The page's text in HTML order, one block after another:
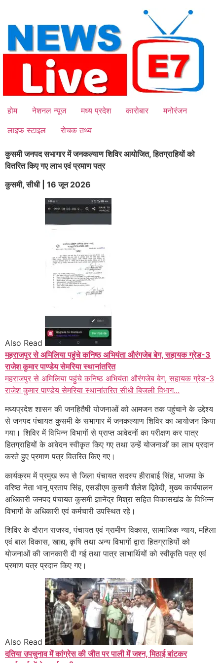
content
होम नेशनल न्यूज मध्य प्रदेश कारोबार
मनोरंजन
लाइफ स्टाइल
रोचक तथ्य
कुसमी जनपद सभागार में जनकल्याण शिविर आयोजित, हितग्राहियों को
वितरित किए गए लाभ एवं प्रमाण पत्र
कुसमी, सीधी | 16 जून 2026
Also Read
महराजपुर से अमिलिया पहुंचे कनिष्ठ अभियंता औरंगजेब बेग, सहायक ग्रेड-3
राजेश कुमार पाण्डेय सेमरिया स्थानांतरित
महराजपुर से अमिलिया पहुंचे कनिष्ठ अभियंता औरंगजेब बेग, सहायक ग्रेड-3
राजेश कुमार पाण्डेय सेमरिया स्थानांतरित सीधी बिजली विभाग...
मध्यप्रदेश शासन की जनहितैषी योजनाओं को आमजन तक पहुंचाने के उद्देश्य
से जनपद पंचायत कुसमी के सभागार में जनकल्याण शिविर का आयोजन किया
गया। शिविर में विभिन्न विभागों से प्राप्त आवेदनों का परीक्षण कर पात्र
हितग्राहियों के आवेदन स्वीकृत किए गए तथा उन्हें योजनाओं का लाभ प्रदान
करते हुए प्रमाण पत्र वितरित किए गए।
कार्यक्रम में प्रमुख रूप से जिला पंचायत सदस्य हीराबाई सिंह, भाजपा के
वरिष्ठ नेता भानू प्रताप सिंह, एसडीएम कुसमी शैलेश द्विवेदी, मुख्य कार्यपालन
अधिकारी जनपद पंचायत कुसमी ज्ञानेंद्र मिश्रा सहित विकासखंड के विभिन्न
विभागों के अधिकारी एवं कर्मचारी उपस्थित रहे।
शिविर के दौरान राजस्व, पंचायत एवं ग्रामीण विकास, सामाजिक न्याय, महिला
एवं बाल विकास, खाद्य, कृषि तथा अन्य विभागों द्वारा हितग्राहियों को
योजनाओं की जानकारी दी गई तथा पात्र लाभार्थियों को स्वीकृति पत्र एवं
प्रमाण पत्र प्रदान किए गए।
Also Read
दतिया उपचुनाव में कांग्रेस की जीत पर पाली में जश्न, मिठाई बांटकर